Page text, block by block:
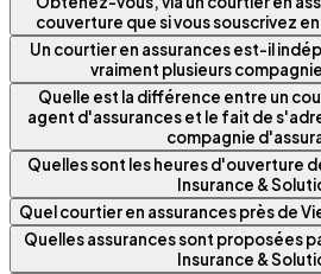
couverture que si vous souscrivez
Un courtier en assurances est-il
vraiment plusieurs
Quelle est la différence entre un
agent d'assurances et le fait de
compagnie
Quelles sont les heures d'ouverture
Insurance &
Quel courtier en assurances près de
Quelles assurances sont proposées
Insurance &